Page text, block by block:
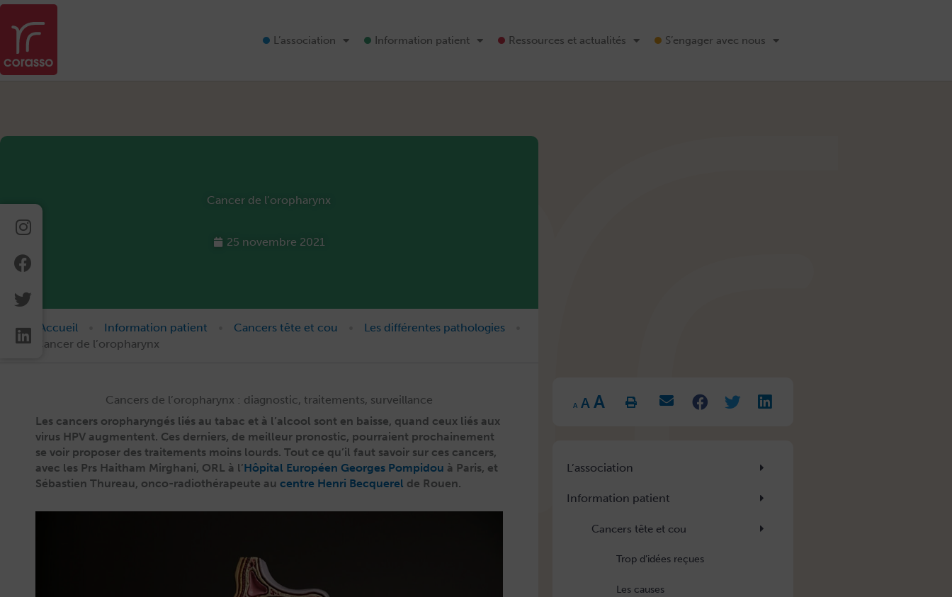
Aller
contenu
L’association Information patient Ressources et actualités S’engager avec nous
Instagram
Facebook
Twitter
Linkedin
Cancer de l’oropharynx
25 novembre 2021
Accueil Information patient Cancers tête et cou Les différentes pathologies
Cancer de l’oropharynx
Cancers de l’oropharynx : diagnostic, traitements, surveillance
Les can­cers oropharyn­gés liés au tabac et à l’alcool sont en baisse, quand ceux liés aux
virus HPV aug­mentent. Ces derniers, de meilleur pronos­tic, pour­raient prochaine­ment
se voir pro­pos­er des traite­ments moins lourds. Tout ce qu’il faut savoir sur ces can­cers,
avec les Prs Haitham Mirghani, ORL à l’Hôpi­tal Européen Georges Pom­pi­dou à Paris, et
Sébastien Thureau, onco-radio­thérapeute au cen­tre Hen­ri Bec­quer­el de Rouen.
A
Decrease
font
size.
A Reset
font
size.
A Increase
font
size.
L’association
Information patient
Cancers tête et cou
Trop d’idées reçues
Les causes